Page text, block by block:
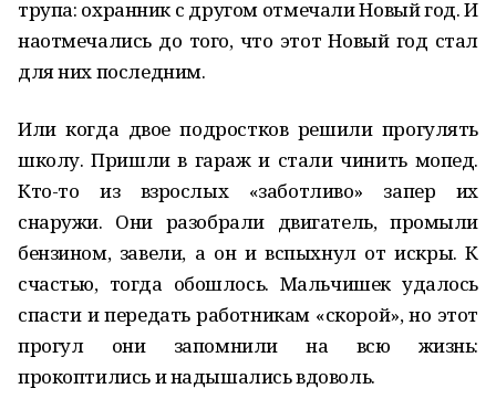
трупа: охранник с другом отмечали Новый год. И
наотмечались до того, что этот Новый год стал
для них последним.
Или когда двое подростков решили прогулять
школу. Пришли в гараж и стали чинить мопед.
Кто-то из взрослых «заботливо» запер их
снаружи. Они разобрали двигатель, промыли
бензином, завели, а он и вспыхнул от искры. К
счастью, тогда обошлось. Мальчишек удалось
спасти и передать работникам «скорой», но этот
прогул они запомнили на всю жизнь:
прокоптились и надышались вдоволь.